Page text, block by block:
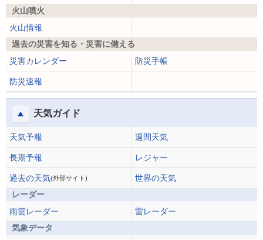
火山噴火
火山情報
過去の災害を知る・災害に備える
災害カレンダー
防災手帳
防災速報
天気ガイド
天気予報 週間天気
長期予報 レジャー
過去の天気(外部サイト)
世界の天気
レーダー
雨雲レーダー
雷レーダー
気象データ